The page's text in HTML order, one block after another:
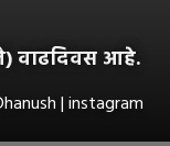
वाढदिवस आहे.
| instagram